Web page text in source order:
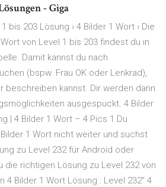
- Giga
bis 203 Lösung › 4 Bilder 1 Wort › Die
von Level 1 bis 203 findest du in
Damit kannst du nach
(bspw. Frau OK oder Lenkrad),
beschreiben kannst. Dir werden dann
ausgespuckt. 4 Bilder
| 4 Bilder 1 Wort – 4 Pics 1 Du
1 Wort nicht weiter und suchst
zu Level 232 für Android oder
die richtigen Lösung zu Level 232 von
4 Bilder 1 Wort Lösung : Level 232" 4